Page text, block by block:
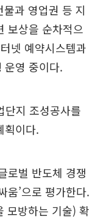
과 영업권 등 지
보상을 순차적으
넷 예약시스템과
운영 중이다.
단지 조성공사를
획이다.
로벌 반도체 경쟁
움’으로 평가한다.
모방하는 기술) 확